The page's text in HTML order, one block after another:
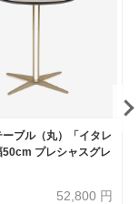
ブル（丸）「イタレ
50cm プレシャスグレ
52,800 円